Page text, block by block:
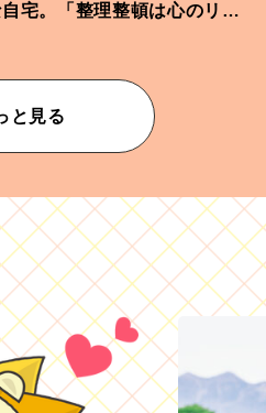
宅。「整理整頓は心のリズ
と見る